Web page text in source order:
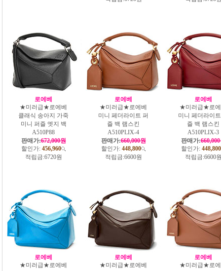
로에베
★미러급★로에베
클래식 송아지 가죽
미니 퍼즐 엣지 백
A510P88
판매가:672,000원
할인가: 456,960
적립금:6720원
로에베
★미러급★로에베
미니 페더라이트 퍼
즐 백 램스킨
A510PLIX-4
판매가:660,000원
할인가: 448,800
적립금:6600원
로에베
★미러급★로
미니 페더라이
즐 백 램스킨
A510PLIX-3
판매가:
할인가: 448,800
적립금:6600
로에베
★미러급★로에베
로에베
★미러급★로에베
로에베
★미러급★로